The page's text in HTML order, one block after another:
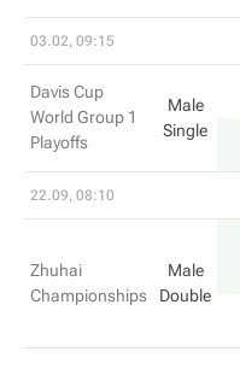
03.02, 09:15
Davis Cup
World Group 1
Playoffs
Male
Single
22.09, 08:10
Zhuhai
Championships
Male
Double